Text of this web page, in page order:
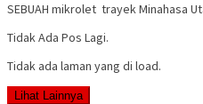
SEBUAH mikrolet trayek Minahasa
Tidak Ada Pos Lagi.
Tidak ada laman yang di load.
Lihat Lainnya